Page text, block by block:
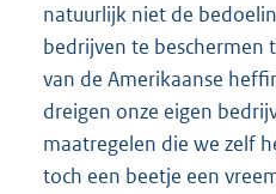
natuurlijk niet de
bedrijven te beschermen
van de Amerikaanse
dreigen onze eigen
maatregelen die we zelf
toch een beetje een